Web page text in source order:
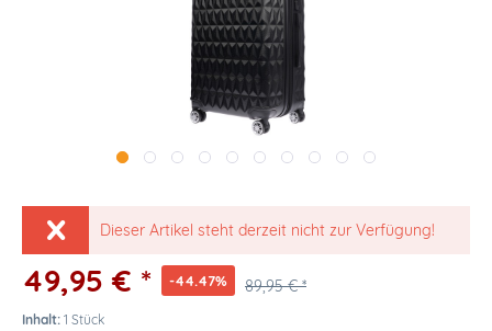
Dieser Artikel steht derzeit nicht zur Verfügung!
49,95 € * -44.47% 89,95 € *
Inhalt: 1 Stück